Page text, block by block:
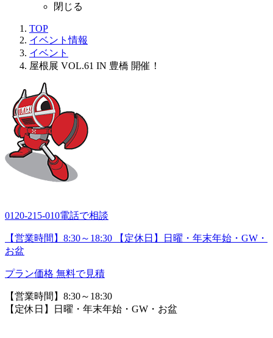
閉じる
TOP
イベント情報
イベント
屋根展 VOL.61 IN 豊橋 開催！
0120-215-010電話で相談
【営業時間】8:30～18:30 【定休日】日曜・年末年始・GW・
お盆
プラン価格 無料で見積
【営業時間】8:30～18:30
【定休日】日曜・年末年始・GW・お盆